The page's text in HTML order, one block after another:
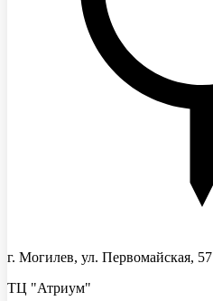
г. Могилев, ул. Первомайская, 57
ТЦ "Атриум"